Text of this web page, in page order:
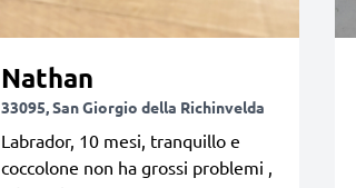
Nathan
33095, San Giorgio della Richinvelda
Labrador, 10 mesi, tranquillo e
coccolone non ha grossi problemi ,